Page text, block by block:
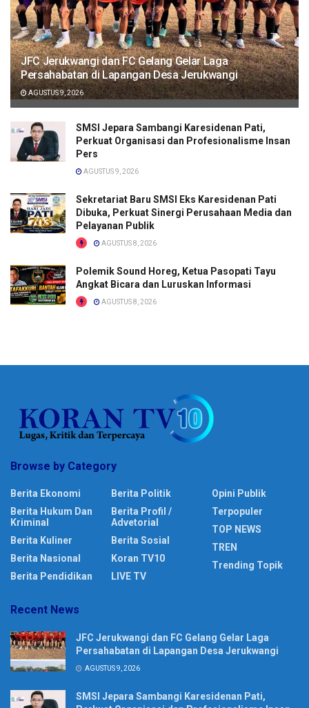
JFC Jerukwangi dan FC Gelang Gelar Laga
Persahabatan di Lapangan Desa Jerukwangi
AGUSTUS 9, 2026
SMSI Jepara Sambangi Karesidenan Pati,
Perkuat Organisasi dan Profesionalisme Insan
Pers
AGUSTUS 9, 2026
Sekretariat Baru SMSI Eks Karesidenan Pati
Dibuka, Perkuat Sinergi Perusahaan Media dan
Pelayanan Publik
AGUSTUS 8, 2026
Polemik Sound Horeg, Ketua Pasopati Tayu
Angkat Bicara dan Luruskan Informasi
AGUSTUS 8, 2026
Browse by Category
Berita Ekonomi
Berita Hukum Dan
Kriminal
Berita Kuliner
Berita Nasional
Berita Pendidikan
Berita Politik
Berita Profil /
Advetorial
Berita Sosial
Koran TV10
LIVE TV
Opini Publik
Terpopuler
TOP NEWS
TREN
Trending Topik
Recent News
JFC Jerukwangi dan FC Gelang Gelar Laga
Persahabatan di Lapangan Desa Jerukwangi
AGUSTUS 9, 2026
SMSI Jepara Sambangi Karesidenan Pati,